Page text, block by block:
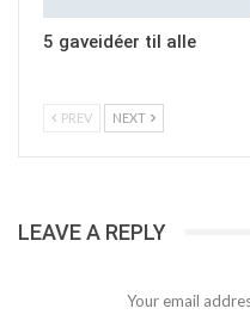
5 gaveidéer til alle
PREV NEXT
LEAVE A REPLY
Your email